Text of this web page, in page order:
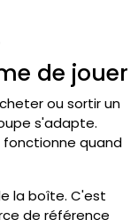
de jouer
ou sortir un
s'adapte.
fonctionne quand
la boîte. C'est
de référence